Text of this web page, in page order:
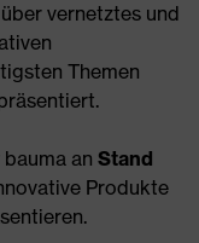
vernetztes und
Themen
an Stand
Produkte